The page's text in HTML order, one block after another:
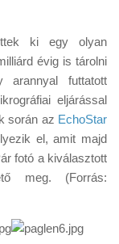
ki egy olyan
évig is tárolni
arannyal futtatott
eljárással
során az EchoStar
el, amit majd
fotó a kiválasztott
meg. (Forrás: